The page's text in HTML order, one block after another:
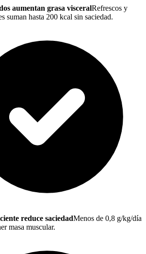
aumentan grasa visceralRefrescos y
suman hasta 200 kcal sin saciedad.
reduce saciedadMenos de 0,8 g/kg/día
masa muscular.